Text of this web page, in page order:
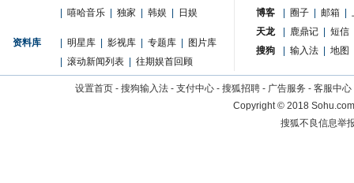
嘻哈音乐 独家 韩娱 日娱
资料库 明星库 影视库 专题库
图片库
滚动新闻列表 往期娱首回顾
博客 圈子 邮箱
天龙
鹿鼎记
短信
搜狗
输入法 地图
设置首页 - 搜狗输入法 - 支付中心 - 搜狐招聘 - 广告服务 - 客服中心
Copyright©2018
搜狐不良信息举